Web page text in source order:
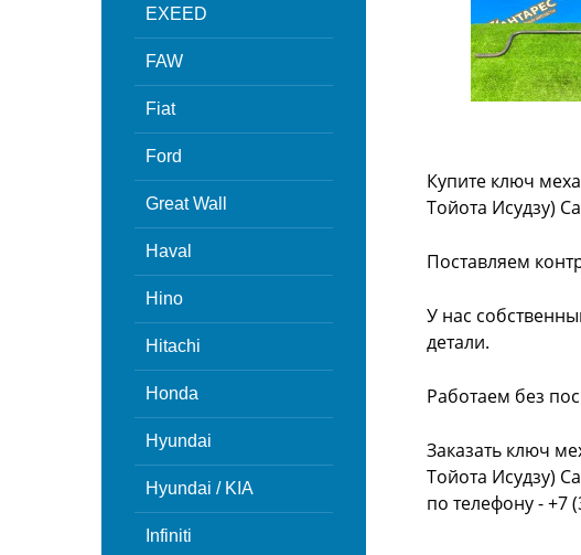
EXEED
FAW
Fiat
Ford
Great Wall
Haval
Hino
Hitachi
Honda
Hyundai
Hyundai / KIA
Infiniti
Купите ключ
Тойота Исудзу)
Поставляем
У нас
детали.
Работаем без
Заказать ключ
Тойота Исудзу)
по телефону - +7